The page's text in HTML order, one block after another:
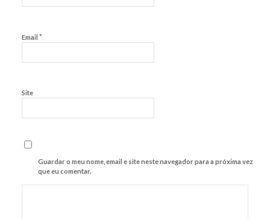
Email *
Site
Guardar o meu nome, email e site neste navegador para a próxima vez
que eu comentar.